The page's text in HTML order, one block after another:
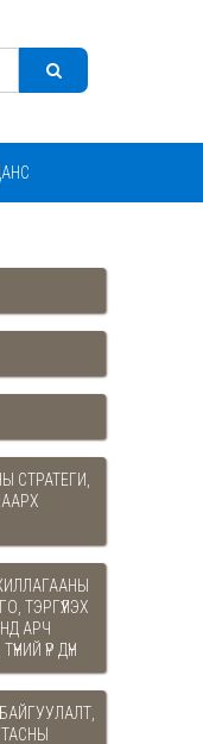
СТРАТЕГИ,
ТЭРГҮҮЛЭХ
АРЧ
ҮР ДҮН
БАЙГУУЛАЛТ,